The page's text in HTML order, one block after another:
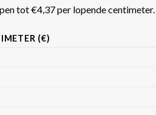
tot €4,37 per lopende centimeter​​.
(€)